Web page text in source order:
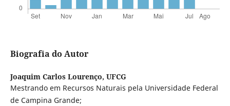
Biografia do Autor
Joaquim Carlos Lourenço, UFCG
Mestrando em Recursos Naturais pela Universidade Federal
de Campina Grande;